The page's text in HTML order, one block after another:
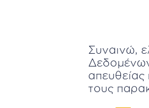
Συναινώ,
τους